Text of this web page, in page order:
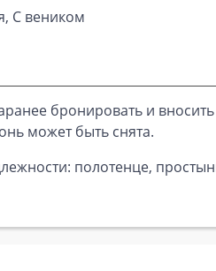
С веником
бронировать и
может быть снята.
полотенце,